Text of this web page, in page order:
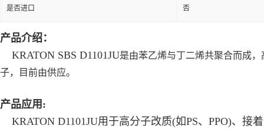
是否进口 否
产品介绍：
KRATON SBS D1101JU是由苯乙烯与丁二烯共聚合而成
子，目前由供应。
产品应用 :
KRATON D1101JU用于高分子改质(如PS、 PPO)、接